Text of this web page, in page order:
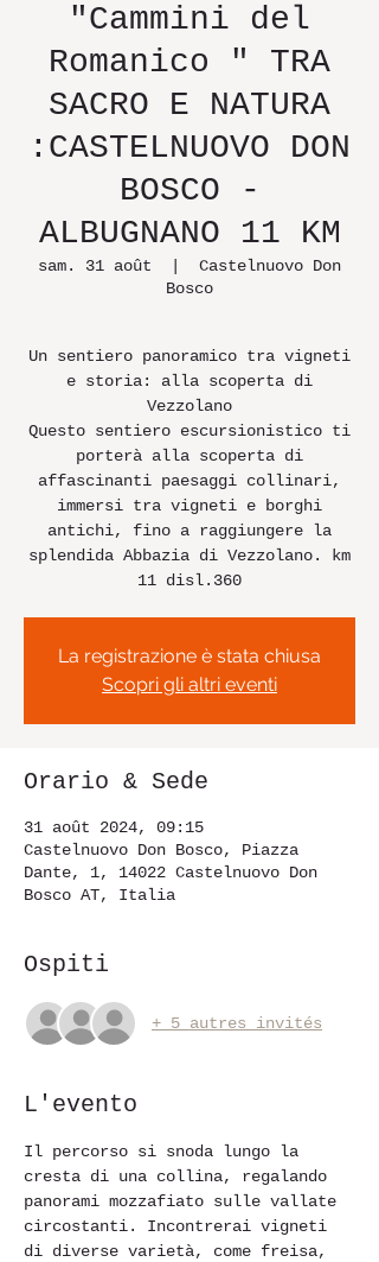
"Cammini del
Romanico " TRA
SACRO E NATURA
:CASTELNUOVO DON
BOSCO -
ALBUGNANO 11 KM
sam. 31 août
Castelnuovo Don
Bosco
Un sentiero panoramico tra vigneti
e storia: alla scoperta di
Vezzolano
Questo sentiero escursionistico ti
porterà alla scoperta di
affascinanti paesaggi collinari,
immersi tra vigneti e borghi
antichi, fino a raggiungere la
splendida Abbazia di Vezzolano. km
11 disl.360
La registrazione è stata chiusa
Scopri gli altri eventi
Orario & Sede
31 août 2024, 09:15
Castelnuovo Don Bosco, Piazza
Dante, 1, 14022 Castelnuovo Don
Bosco AT, Italia
Ospiti
+ 5 autres invités
L'evento
Il percorso si snoda lungo la
cresta di una collina, regalando
panorami mozzafiato sulle vallate
circostanti. Incontrerai vigneti
di diverse varietà, come freisa,